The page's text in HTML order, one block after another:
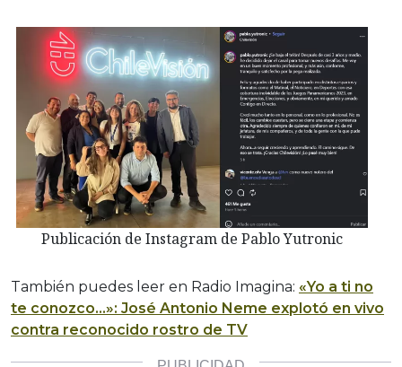
Publicación de Instagram de Pablo Yutronic
También puedes leer en Radio Imagina: «Yo a ti no
te conozco…»: José Antonio Neme explotó en vivo
contra reconocido rostro de TV